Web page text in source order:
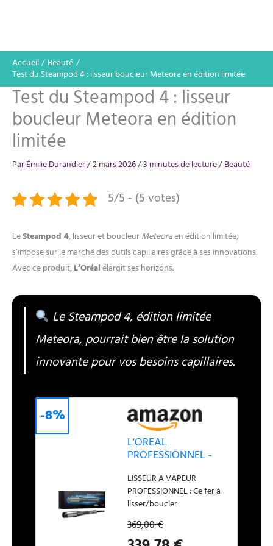
Accueil
Beauté
Test du Steampod 4 : lisseur boucleur Meteora en édition limitée
Test du Steampod 4 : lisseur
boucleur Meteora en édition
limitée
ParÉmilie Durandier/2 mars 2026/3 minutes de lecture/Beauté
5/5 - (5 votes)
LeSteampod 4, lisseur et boucleurMeteoraen édition limitée,
s’impose sur le marché des outils capillaires grâce à ses innovations.
Avec ce produit,L’Oréalélargit ses horizons.
Le Steampod 4, édition limitée
Meteora, pourrait bien être la solution
innovante pour vos besoins capillaires.
L'OREAL
PROFESSIONNEL -
Coiffage Rapide -
Technologie Vapeur
Brevetée - Tous
Types De Cheveux
LISSEUR A VAPEUR
PROFESSIONNEL : Ce fer à
lisser/boucler
technologie vapeur
brevetée possède des
369,00 €
-8%